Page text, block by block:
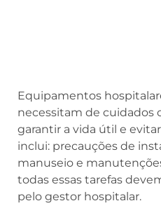
Equipamentos
necessitam de cuidados
garantir a vida útil e
inclui: precauções de
manuseio e
todas essas tarefas
pelo gestor hospitalar.